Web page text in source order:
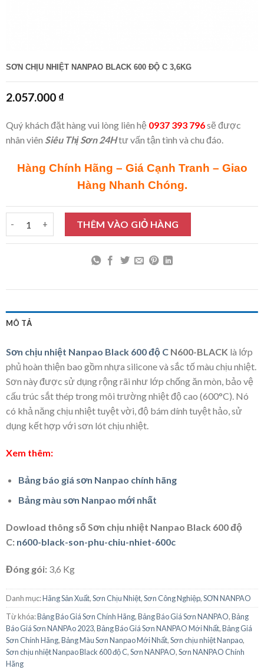
SƠN CHỊU NHIỆT NANPAO BLACK 600 ĐỘ C 3,6KG
2.057.000 ₫
Quý khách đặt hàng vui lòng liên hệ 0937 393 796sẽ được
nhân viên Siêu Thị Sơn 24Htư vấn tận tình và chu đáo.
Hàng Chính Hãng – Giá Cạnh Tranh – Giao
Hàng Nhanh Chóng.
Sơn chịu nhiệt Nanpao Black 600 độ C 3,6Kg số lượng
THÊM VÀO GIỎ HÀNG
MÔ TẢ
Sơn chịu nhiệt Nanpao Black 600 độ C N600-BLACK là lớp
phủ hoàn thiện bao gồm nhựa silicone và sắc tố màu chịu nhiệt.
Sơn này được sử dụng rộng rãi như lớp chống ăn mòn, bảo vệ
cấu trúc sắt thép trong môi trường nhiệt độ cao (600°C). Nó
có khả năng chịu nhiệt tuyệt vời, độ bám dính tuyệt hảo, sử
dụng kết hợp với sơn lót chịu nhiệt.
Xem thêm:
Bảng báo giá sơn Nanpao chính hãng
Bảng màu sơn Nanpao mới nhất
Dowload thông số Sơn chịu nhiệt Nanpao Black 600 độ
C: n600-black-son-phu-chiu-nhiet-600c
Đóng gói:3,6 Kg
Danh mục:Hãng Sản Xuất,Sơn Chịu Nhiệt,Sơn Công Nghiệp,SƠN NANPAO
Từ khóa:Bảng Báo Giá Sơn Chính Hãng,Bảng Báo Giá Sơn NANPAO,Bảng
Báo Giá Sơn NANPAo 2023,Bảng Báo Giá Sơn NANPAO Mới Nhất,Bảng Giá
Sơn Chính Hãng,Bảng Màu Sơn Nanpao Mới Nhất,Sơn chịu nhiệt Nanpao,
Sơn chịu nhiệt Nanpao Black 600 độ C,Sơn NANPAO,Sơn NANPAO Chính
Hãng